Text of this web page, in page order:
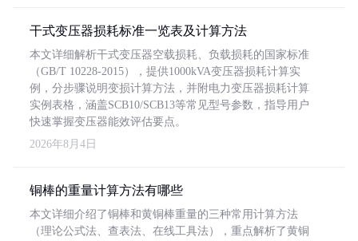
干式变压器损耗标准一览表及计算方法
本文详细解析干式变压器空载损耗、负载损耗的国家标准
（GB/T 10228-2015），提供1000kVA变压器损耗计算实
例，分步骤说明变损计算方法，并附电力变压器损耗计算
实例表格，涵盖SCB10/SCB13等常见型号参数，指导用户
快速掌握变压器能效评估要点。
2026年8月4日
铜棒的重量计算方法有哪些
本文详细介绍了铜棒和黄铜棒重量的三种常用计算方法
（理论公式法、查表法、在线工具法），重点解析了黄铜